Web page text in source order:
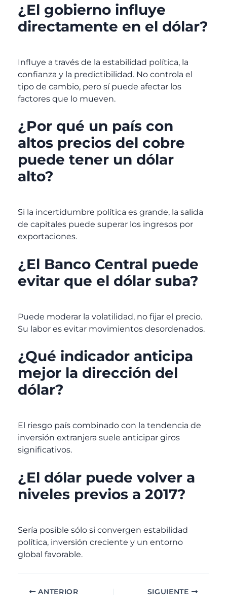
¿El gobierno influye
directamente en el dólar?
Influye a través de la estabilidad política, la
confianza y la predictibilidad. No controla el
tipo de cambio, pero sí puede afectar los
factores que lo mueven.
¿Por qué un país con
altos precios del cobre
puede tener un dólar
alto?
Si la incertidumbre política es grande, la salida
de capitales puede superar los ingresos por
exportaciones.
¿El Banco Central puede
evitar que el dólar suba?
Puede moderar la volatilidad, no fijar el precio.
Su labor es evitar movimientos desordenados.
¿Qué indicador anticipa
mejor la dirección del
dólar?
El riesgo país combinado con la tendencia de
inversión extranjera suele anticipar giros
significativos.
¿El dólar puede volver a
niveles previos a 2017?
Sería posible sólo si convergen estabilidad
política, inversión creciente y un entorno
global favorable.
ANTERIOR SIGUIENTE